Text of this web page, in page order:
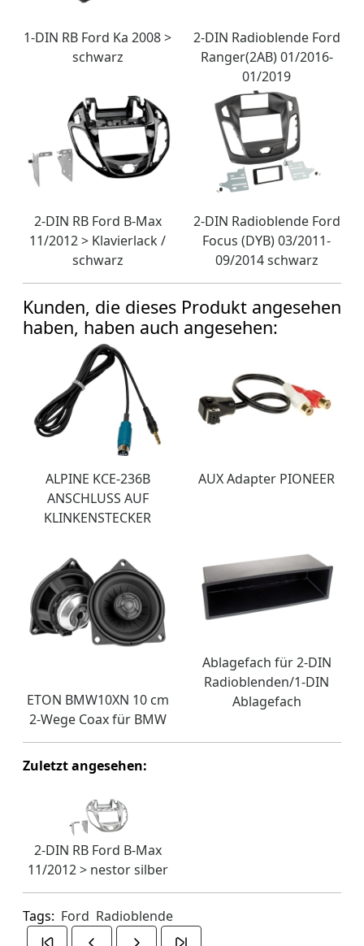
1-DIN RB Ford Ka 2008 >
schwarz
2-DIN Radioblende Ford
Ranger(2AB) 01/2016-
01/2019
2-DIN RB Ford B-Max
11/2012 > Klavierlack /
schwarz
2-DIN Radioblende Ford
Focus (DYB) 03/2011-
09/2014 schwarz
Kunden, die dieses Produkt angesehen
haben, haben auch angesehen:
ALPINE KCE-236B
ANSCHLUSS AUF
KLINKENSTECKER
AUX Adapter PIONEER
ETON BMW10XN 10 cm
2-Wege Coax für BMW
Ablagefach für 2-DIN
Radioblenden/1-DIN
Ablagefach
Zuletzt angesehen:
2-DIN RB Ford B-Max
11/2012 > nestor silber
Tags: Ford Radioblende